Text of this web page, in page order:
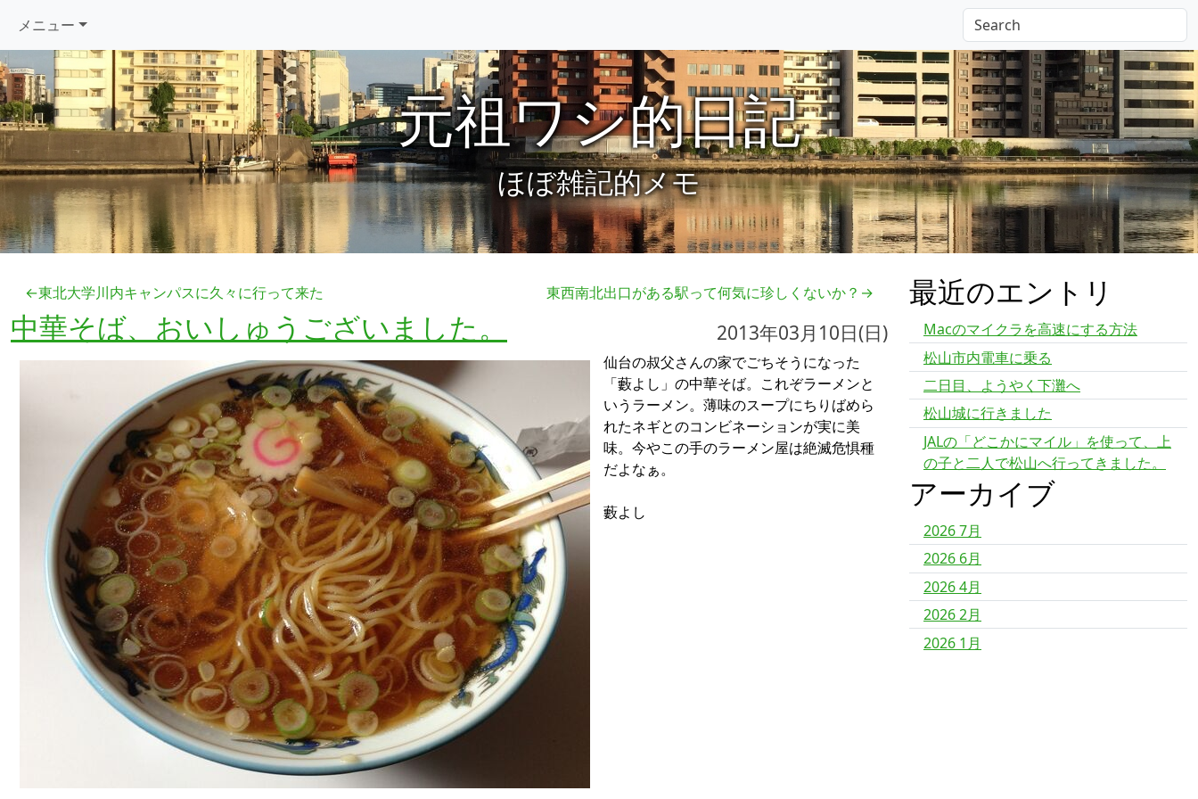
メニュー
元祖ワシ的日記
ほぼ雑記的メモ
←東北大学川内キャンパスに久々に行って来た 東西南北出口がある駅って何気に珍しくないか？→
中華そば、おいしゅうございました。 2013年03月10日(日)
仙台の叔父さんの家でごちそうになった
「藪よし」の中華そば。これぞラーメンと
いうラーメン。薄味のスープにちりばめら
れたネギとのコンビネーションが実に美
味。今やこの手のラーメン屋は絶滅危惧種
だよなぁ。
藪よし
最近のエントリ
Macのマイクラを高速にする方法
松山市内電車に乗る
二日目、ようやく下灘へ
松山城に行きました
JALの「どこかにマイル」を使って、上
の子と二人で松山へ行ってきました。
アーカイブ
2026 7月
2026 6月
2026 4月
2026 2月
2026 1月